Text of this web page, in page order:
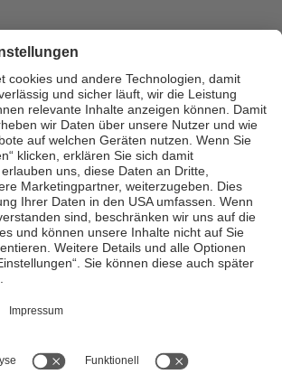
सर्विस
मदद चाहिये?
कृपया हमें कॉल करें या ऑनलाइन संपर्क करें।